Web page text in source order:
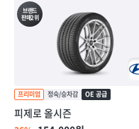
브랜드
판매2위
피제로 올시즌